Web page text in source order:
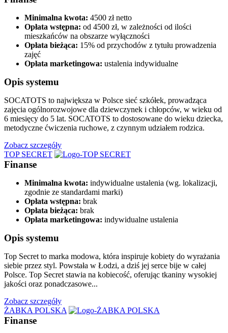
Minimalna kwota: 4500 zł netto
Opłata wstępna: od 4500 zł, w zależności od ilości
mieszkańców na obszarze wyłączności
Opłata bieżąca: 15% od przychodów z tytułu prowadzenia
zajęć
Opłata marketingowa: ustalenia indywidualne
Opis systemu
SOCATOTS to największa w Polsce sieć szkółek, prowadząca
zajęcia ogólnorozwojowe dla dziewczynek i chłopców, w wieku od
6 miesięcy do 5 lat. SOCATOTS to dostosowane do wieku dziecka,
metodyczne ćwiczenia ruchowe, z czynnym udziałem rodzica.
Zobacz szczegóły
TOP SECRET
Finanse
Minimalna kwota: indywidualne ustalenia (wg. lokalizacji,
zgodnie ze standardami marki)
Opłata wstępna: brak
Opłata bieżąca: brak
Opłata marketingowa: indywidualne ustalenia
Opis systemu
Top Secret to marka modowa, która inspiruje kobiety do wyrażania
siebie przez styl. Powstała w Łodzi, a dziś jej serce bije w całej
Polsce. Top Secret stawia na kobiecość, oferując tkaniny wysokiej
jakości oraz ponadczasowe...
Zobacz szczegóły
ŻABKA POLSKA
Finanse